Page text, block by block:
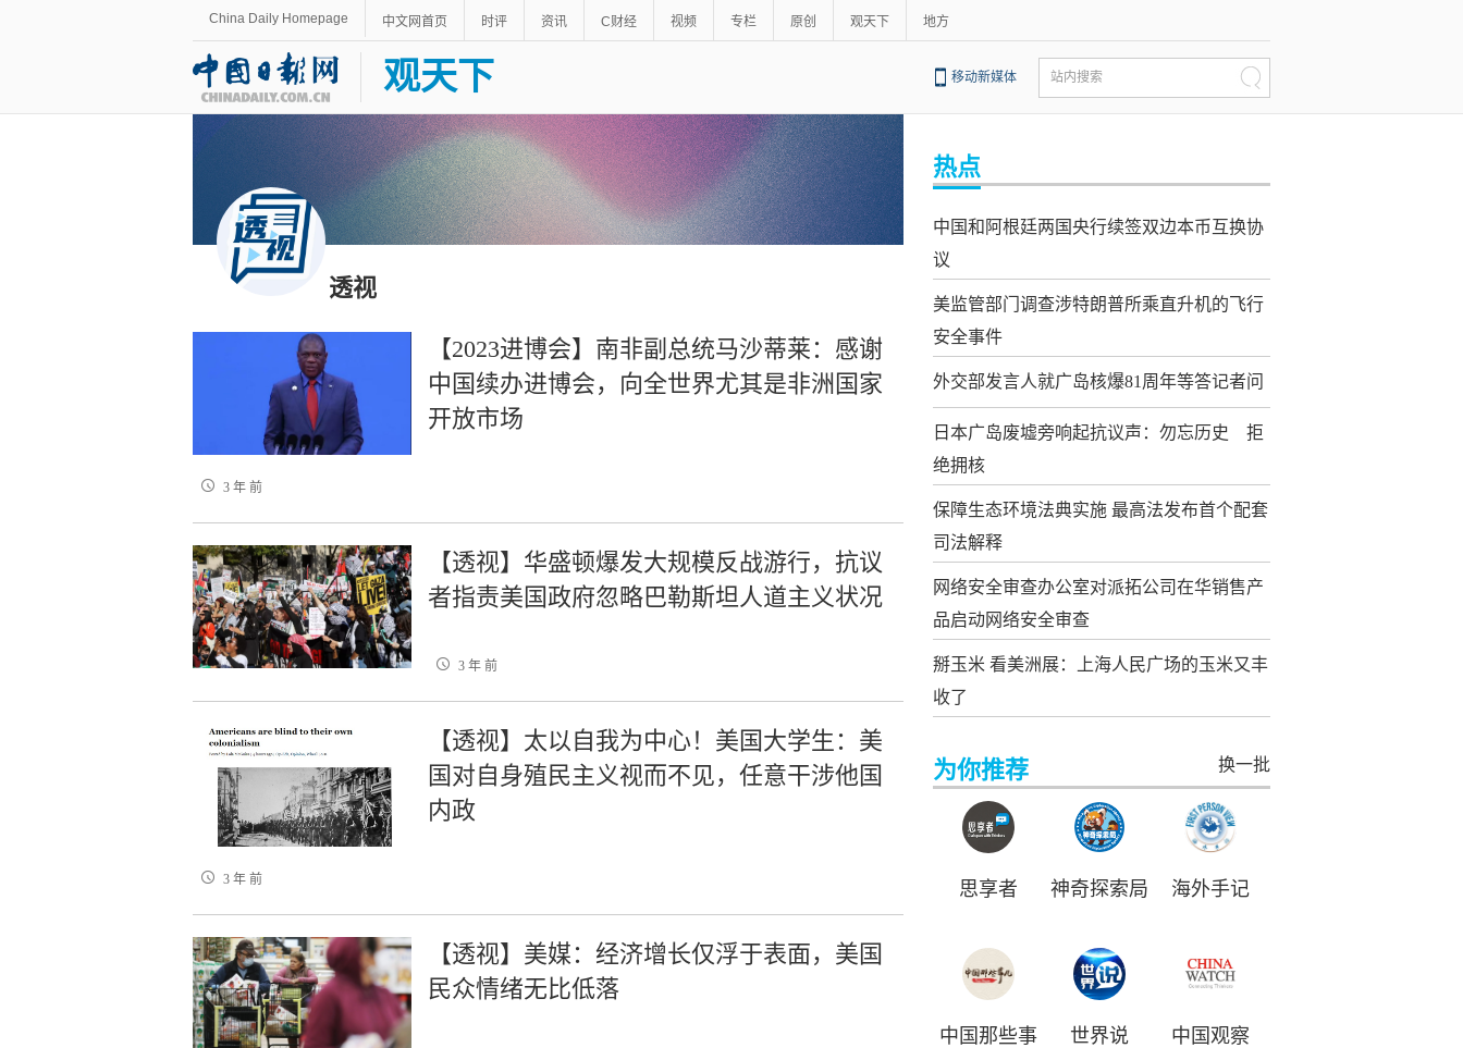
China Daily Homepage 中文网首页 时评 资讯 C财经 视频 专栏 原创 观天下 地方
观天下 移动新媒体 站内搜索
透视
【2023进博会】南非副总统马沙蒂莱：感谢
中国续办进博会，向全世界尤其是非洲国家
开放市场
3 年 前
【透视】华盛顿爆发大规模反战游行，抗议
者指责美国政府忽略巴勒斯坦人道主义状况
3 年 前
【透视】太以自我为中心！美国大学生：美
国对自身殖民主义视而不见，任意干涉他国
内政
3 年 前
【透视】美媒：经济增长仅浮于表面，美国
民众情绪无比低落
热点
中国和阿根廷两国央行续签双边本币互换协
议
美监管部门调查涉特朗普所乘直升机的飞行
安全事件
外交部发言人就广岛核爆81周年等答记者问
日本广岛废墟旁响起抗议声：勿忘历史 拒
绝拥核
保障生态环境法典实施 最高法发布首个配套
司法解释
网络安全审查办公室对派拓公司在华销售产
品启动网络安全审查
掰玉米 看美洲展：上海人民广场的玉米又丰
收了
为你推荐 换一批
思享者 神奇探索局 海外手记
中国那些事
世界说 中国观察